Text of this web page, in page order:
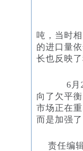
吨，当时
的进口量
长也反映
6月22
向了欠平
市场正在
而是加强
责任编